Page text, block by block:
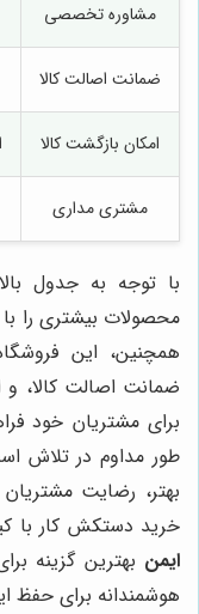
مشاوره تخصصی
ضمانت اصالت کالا
امکان بازگشت کالا
مشتری مداری
با توجه به جدول
محصولات بیشتری را
همچنین، این
ضمانت اصالت کالا، و
برای مشتریان خود
طور مداوم در تلاش
بهتر، رضایت مشتریان
خرید دستکش کار با
ایمن بهترین گزینه
هوشمندانه برای حفظ